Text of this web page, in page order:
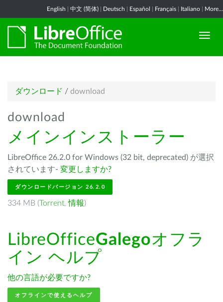
English 中文 (简体) Deutsch Español Français Italiano More...
ダウンロード / download
download
メインインストーラー
LibreOffice 26.2.0 for Windows (32 bit, deprecated) が選択
されています- 変更しますか?
ダウンロードバージョン 26.2.0
334 MB (Torrent,情報)
LibreOfficeGalegoオフラ
イン ヘルプ
他の言語が必要ですか?
オフラインで使えるヘルプ